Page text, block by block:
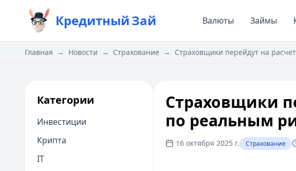
КредитныйЗай Валюты Займы
Главная → Новости → Страхование → Страховщики перейдут на
Категории
Инвестиции
Крипта
IT
Страховщики
по реальным
16 октября 2025 г. Страхование